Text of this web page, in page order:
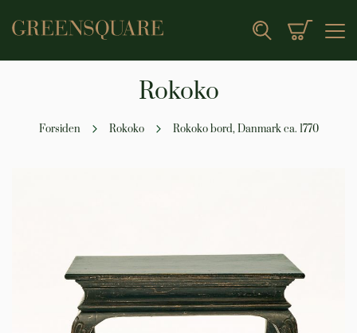
Search Min
Rokoko
Forsiden Rokoko Rokoko bord, Danmark ca. 1770